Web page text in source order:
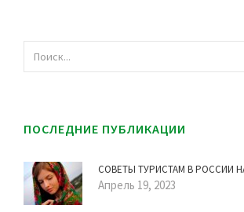
ПОСЛЕДНИЕ ПУБЛИКАЦИИ
СОВЕТЫ ТУРИСТАМ В РОССИИ
Апрель 19, 2023